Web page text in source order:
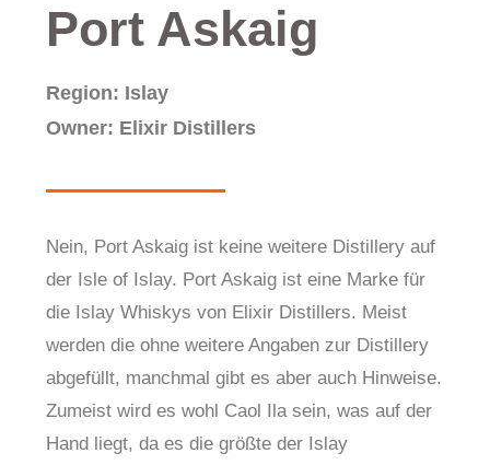
Port Askaig
Region: Islay
Owner: Elixir Distillers
Nein, Port Askaig ist keine weitere Distillery auf
der Isle of Islay. Port Askaig ist eine Marke für
die Islay Whiskys von Elixir Distillers. Meist
werden die ohne weitere Angaben zur Distillery
abgefüllt, manchmal gibt es aber auch Hinweise.
Zumeist wird es wohl Caol Ila sein, was auf der
Hand liegt, da es die größte der Islay